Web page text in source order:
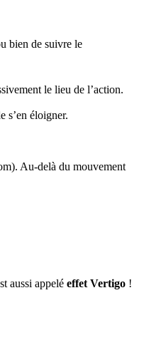
bien de suivre le
le lieu de l’action.
s’en éloigner.
Au-delà du mouvement
aussi appelé effet Vertigo !